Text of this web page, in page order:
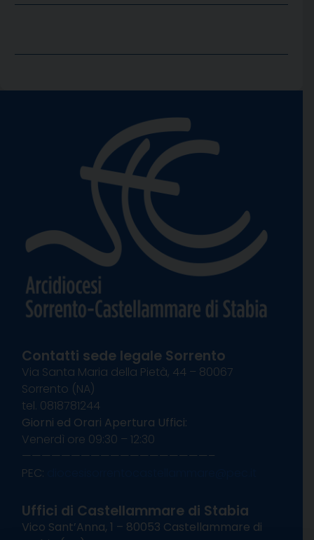
Contatti sede legale Sorrento
Via Santa Maria della Pietà, 44 – 80067
Sorrento (NA)
tel. 0818781244
Giorni ed Orari Apertura Uffici:
Venerdì ore 09:30 – 12:30
———————————————————–
PEC:
Uffici di Castellammare di Stabia
Vico Sant’Anna, 1 – 80053 Castellammare di